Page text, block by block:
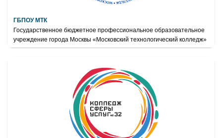
ГБПОУ МТК
Государственное бюджетное профессиональное образовательное
учреждение города Москвы «Московский технологический колледж»